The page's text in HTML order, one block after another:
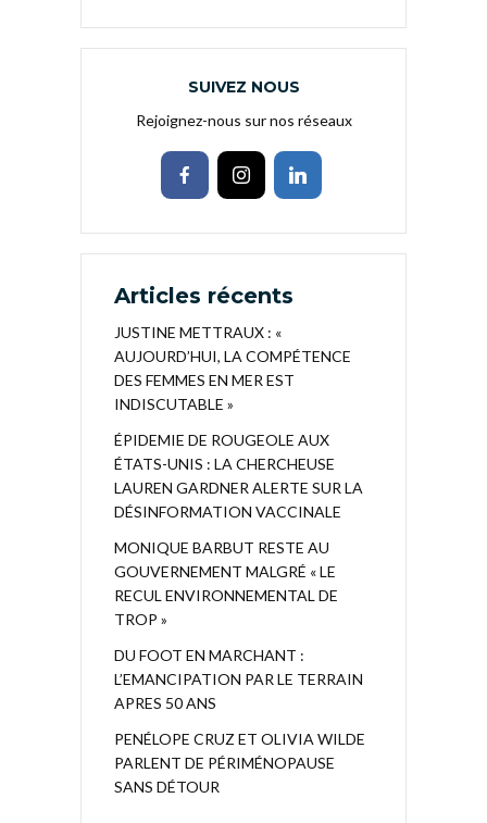
SUIVEZ NOUS
Rejoignez-nous sur nos réseaux
Articles récents
JUSTINE METTRAUX : «
AUJOURD’HUI, LA COMPÉTENCE
DES FEMMES EN MER EST
INDISCUTABLE »
ÉPIDEMIE DE ROUGEOLE AUX
ÉTATS-UNIS : LA CHERCHEUSE
LAUREN GARDNER ALERTE SUR LA
DÉSINFORMATION VACCINALE
MONIQUE BARBUT RESTE AU
GOUVERNEMENT MALGRÉ « LE
RECUL ENVIRONNEMENTAL DE
TROP »
DU FOOT EN MARCHANT :
L’EMANCIPATION PAR LE TERRAIN
APRES 50 ANS
PENÉLOPE CRUZ ET OLIVIA WILDE
PARLENT DE PÉRIMÉNOPAUSE
SANS DÉTOUR